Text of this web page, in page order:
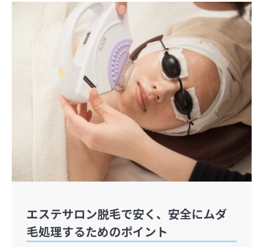
エステサロン脱毛で安く、安全にムダ
毛処理するためのポイント